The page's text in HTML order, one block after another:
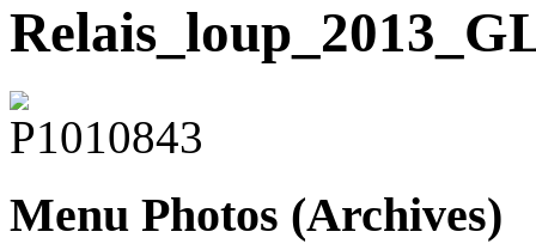
Menu Photos (Archives)